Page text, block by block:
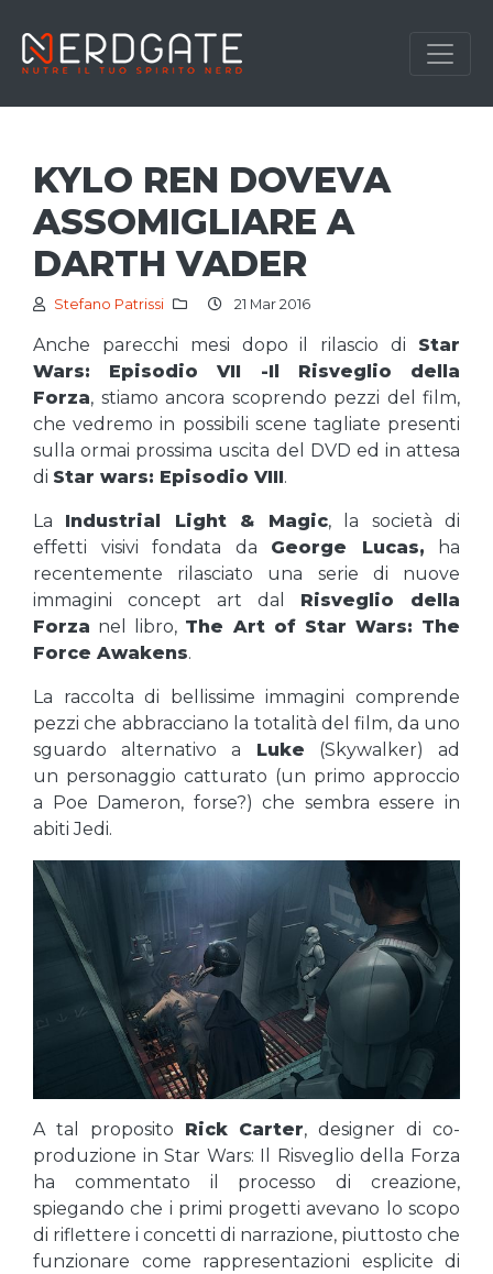
KYLO REN DOVEVA
ASSOMIGLIARE A
DARTH VADER
Stefano Patrissi 21 Mar 2016
Anche parecchi mesi dopo il rilascio di Star
Wars: Episodio VII -Il Risveglio della
Forza, stiamo ancora scoprendo pezzi del film,
che vedremo in possibili scene tagliate presenti
sulla ormai prossima uscita del DVD ed in attesa
di Star wars: Episodio VIII.
La Industrial Light & Magic, la società di
effetti visivi fondata da George Lucas, ha
recentemente rilasciato una serie di nuove
immagini concept art dal Risveglio della
Forza nel libro, The Art of Star Wars: The
Force Awakens.
La raccolta di bellissime immagini comprende
pezzi che abbracciano la totalità del film, da uno
sguardo alternativo a Luke (Skywalker) ad
un personaggio catturato (un primo approccio
a Poe Dameron, forse?) che sembra essere in
abiti Jedi.
A tal proposito Rick Carter, designer di co-
produzione in Star Wars: Il Risveglio della Forza
ha commentato il processo di creazione,
spiegando che i primi progetti avevano lo scopo
di riflettere i concetti di narrazione, piuttosto che
funzionare come rappresentazioni esplicite di